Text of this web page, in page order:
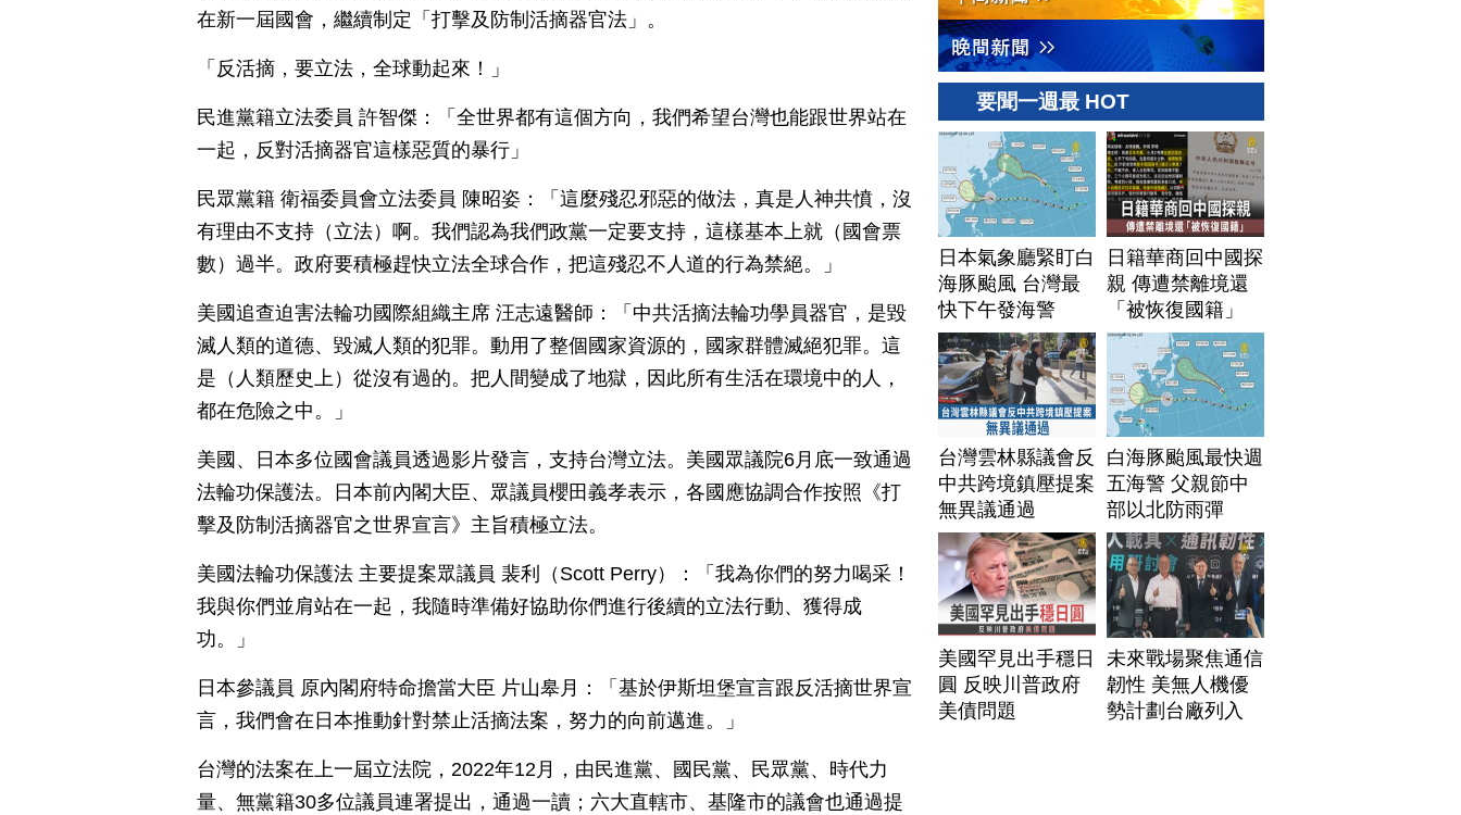
在新一屆國會，繼續制定「打擊及防制活摘器官法」。
「反活摘，要立法，全球動起來！」
民進黨籍立法委員 許智傑：「全世界都有這個方向，我們希望台灣也能跟世界站在
一起，反對活摘器官這樣惡質的暴行」
民眾黨籍 衛福委員會立法委員 陳昭姿：「這麼殘忍邪惡的做法，真是人神共憤，沒
有理由不支持（立法）啊。我們認為我們政黨一定要支持，這樣基本上就（國會票
數）過半。政府要積極趕快立法全球合作，把這殘忍不人道的行為禁絕。」
美國追查迫害法輪功國際組織主席 汪志遠醫師：「中共活摘法輪功學員器官，是毀
滅人類的道德、毀滅人類的犯罪。動用了整個國家資源的，國家群體滅絕犯罪。這
是（人類歷史上）從沒有過的。把人間變成了地獄，因此所有生活在環境中的人，
都在危險之中。」
美國、日本多位國會議員透過影片發言，支持台灣立法。美國眾議院6月底一致通過
法輪功保護法。日本前內閣大臣、眾議員櫻田義孝表示，各國應協調合作按照《打
擊及防制活摘器官之世界宣言》主旨積極立法。
美國法輪功保護法 主要提案眾議員 裴利（Scott Perry）：「我為你們的努力喝采！
我與你們並肩站在一起，我隨時準備好協助你們進行後續的立法行動、獲得成
功。」
日本參議員 原內閣府特命擔當大臣 片山皋月：「基於伊斯坦堡宣言跟反活摘世界宣
言，我們會在日本推動針對禁止活摘法案，努力的向前邁進。」
台灣的法案在上一屆立法院，2022年12月，由民進黨、國民黨、民眾黨、時代力
量、無黨籍30多位議員連署提出，通過一讀；六大直轄市、基隆市的議會也通過提
要聞一週最 HOT
日本氣象廳緊盯白
海豚颱風 台灣最
快下午發海警
日籍華商回中國探
親 傳遭禁離境還
「被恢復國籍」
台灣雲林縣議會反
中共跨境鎮壓提案
無異議通過
白海豚颱風最快週
五海警 父親節中
部以北防雨彈
美國罕見出手穩日
圓 反映川普政府
美債問題
未來戰場聚焦通信
韌性 美無人機優
勢計劃台廠列入